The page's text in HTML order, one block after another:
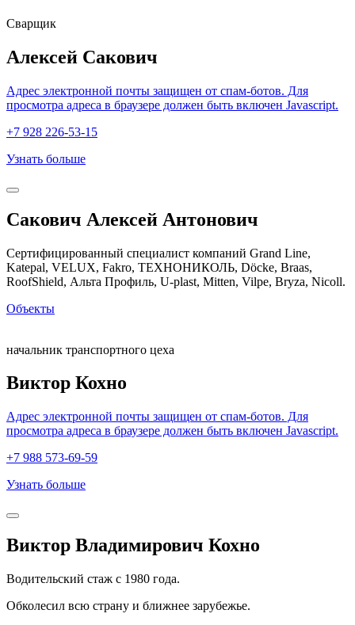
Сварщик
Алексей Сакович
Адрес электронной почты защищен от спам-ботов. Для
просмотра адреса в браузере должен быть включен Javascript.
+7 928 226-53-15
Узнать больше
Сакович Алексей Антонович
Сертифицированный специалист компаний Grand Line,
Katepal, VELUX, Fakro, ТЕХНОНИКОЛЬ, Döcke, Braas,
RoofShield, Альта Профиль, U-plast, Mitten, Vilpe, Bryza, Nicoll.
Объекты
начальник транспортного цеха
Виктор Кохно
Адрес электронной почты защищен от спам-ботов. Для
просмотра адреса в браузере должен быть включен Javascript.
+7 988 573-69-59
Узнать больше
Виктор Владимирович Кохно
Водительский стаж с 1980 года.
Обколесил всю страну и ближнее зарубежье.